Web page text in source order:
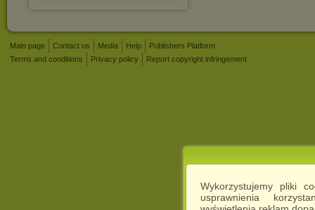
Wykorzystujemy pliki
usprawnienia
Main page Contact us Media Help
Publishers Platform
Terms and conditions
Privacy policy Report copyright infringement